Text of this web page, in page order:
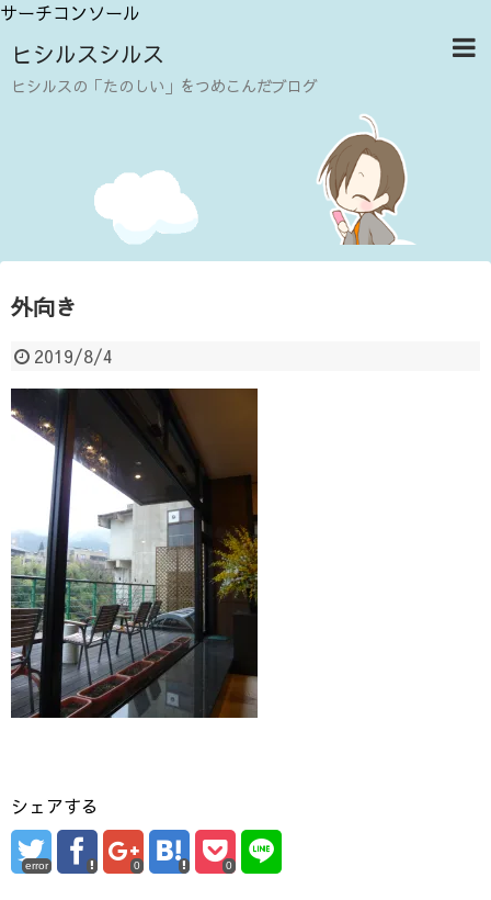
サーチコンソール
ヒシルスシルス
ヒシルスの「たのしい」をつめこんだブログ
外向き
2019/8/4
シェアする
error 0 0